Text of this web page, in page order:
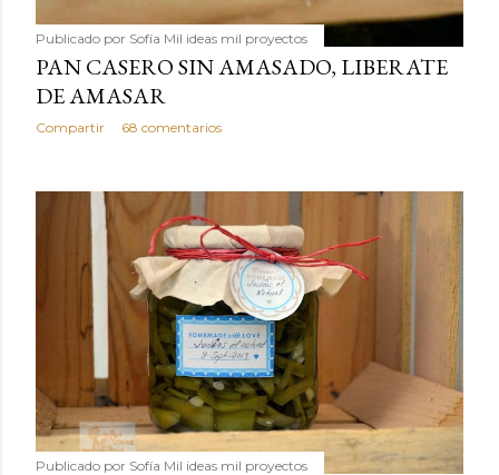
Publicado por Sofía Mil ideas mil proyectos
PAN CASERO SIN AMASADO, LIBERATE
DE AMASAR
Compartir 68 comentarios
Publicado por Sofía Mil ideas mil proyectos